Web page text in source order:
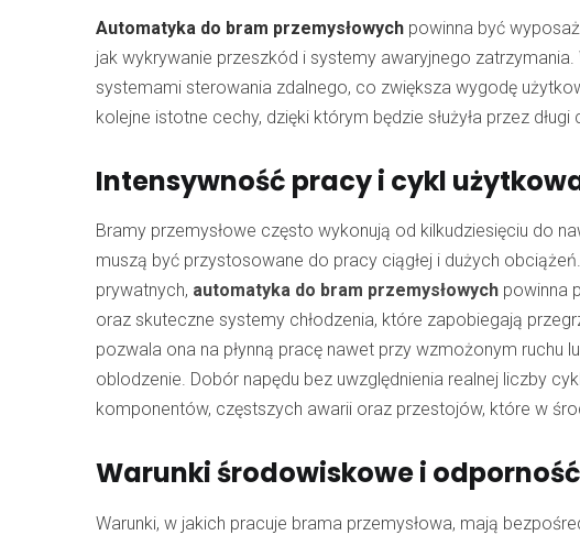
Automatyka do bram przemysłowych powinna być
jak wykrywanie przeszkód i systemy awaryjnego
systemami sterowania zdalnego, co zwiększa wygodę
kolejne istotne cechy, dzięki którym będzie służyła przez długi
Intensywność pracy i cykl
Bramy przemysłowe często wykonują od kilkudziesięciu do
muszą być przystosowane do pracy ciągłej i dużych
prywatnych, automatyka do bram przemysłowych powinna
oraz skuteczne systemy chłodzenia, które zapobiegają
pozwala ona na płynną pracę nawet przy wzmożonym ruchu
oblodzenie. Dobór napędu bez uwzględnienia realnej liczby
komponentów, częstszych awarii oraz przestojów, które w
Warunki środowiskowe i
Warunki, w jakich pracuje brama przemysłowa, mają